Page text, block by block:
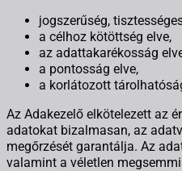
jogszerűség,
a célhoz kötöttség elve,
az adattakarékosság
a pontosság elve,
a korlátozott
Az Adakezelő elkötelezett az
adatokat bizalmasan, az
megőrzését garantálja. Az
valamint a véletlen